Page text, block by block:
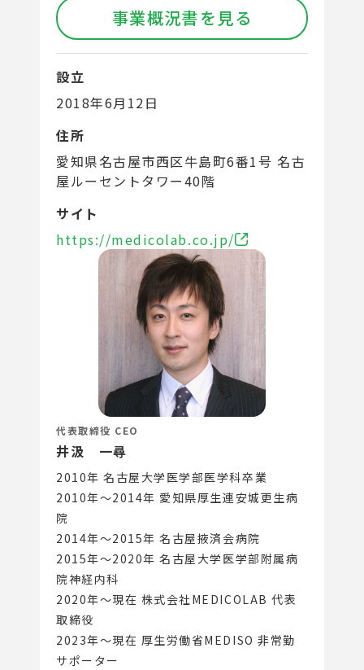
事業概況書を見る
設立
2018年6月12日
住所
愛知県名古屋市西区牛島町6番1号 名古
屋ルーセントタワー40階
サイト
https://medicolab.co.jp/
代表取締役 CEO
井汲 一尋
2010年 名古屋大学医学部医学科卒業
2010年〜2014年 愛知県厚生連安城更生病
院
2014年〜2015年 名古屋掖済会病院
2015年〜2020年 名古屋大学医学部附属病
院神経内科
2020年〜現在 株式会社MEDICOLAB 代表
取締役
2023年〜現在 厚生労働省MEDISO 非常勤
サポーター